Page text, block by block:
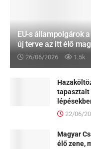
EU-s állampolgárok
új terve az itt élő
26/06/2026 1.5k
tapasztalt
22/06/
Magyar
élő zene,